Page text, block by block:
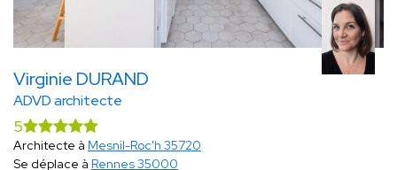
Virginie DURAND
ADVD architecte
5
Architecte à Mesnil-Roc'h 35720
Se déplace à Rennes 35000